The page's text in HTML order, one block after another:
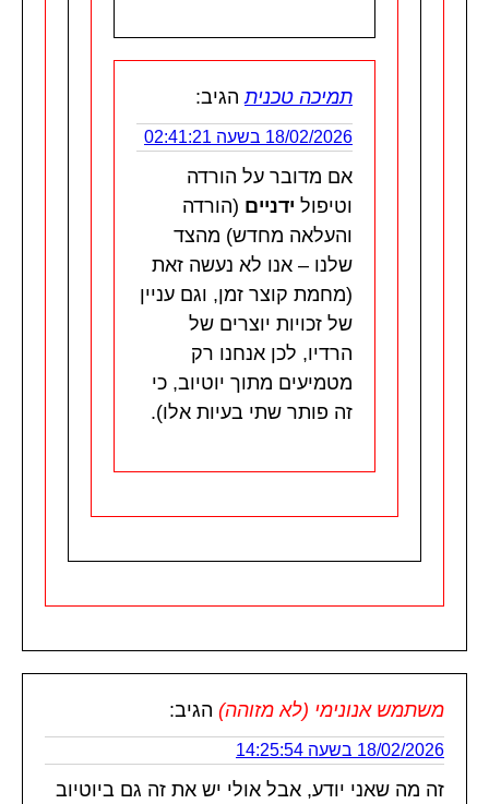
תמיכה טכנית הגיב:
18/02/2026 בשעה 02:41:21
אם מדובר על הורדה
וטיפול ידניים (הורדה
והעלאה מחדש) מהצד
שלנו – אנו לא נעשה זאת
(מחמת קוצר זמן, וגם עניין
של זכויות יוצרים של
הרדיו, לכן אנחנו רק
מטמיעים מתוך יוטיוב, כי
זה פותר שתי בעיות אלו).
משתמש אנונימי (לא מזוהה) הגיב:
18/02/2026 בשעה 14:25:54
זה מה שאני יודע, אבל אולי יש את זה גם ביוטיוב